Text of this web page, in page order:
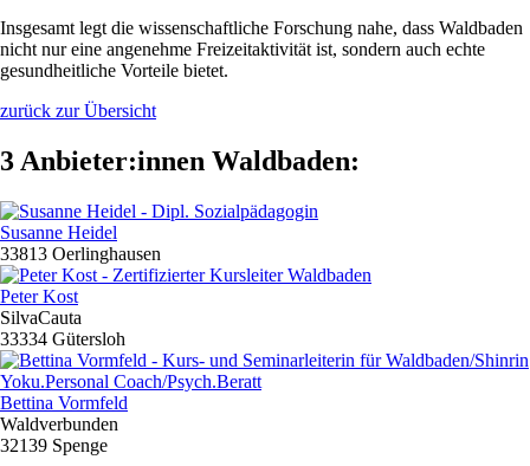
Insgesamt legt die wissenschaftliche Forschung nahe, dass Waldbaden
nicht nur eine angenehme Freizeitaktivität ist, sondern auch echte
gesundheitliche Vorteile bietet.
zurück zur Übersicht
3 Anbieter:innen Waldbaden:
Susanne Heidel
33813 Oerlinghausen
Peter Kost
SilvaCauta
33334 Gütersloh
Bettina Vormfeld
Waldverbunden
32139 Spenge